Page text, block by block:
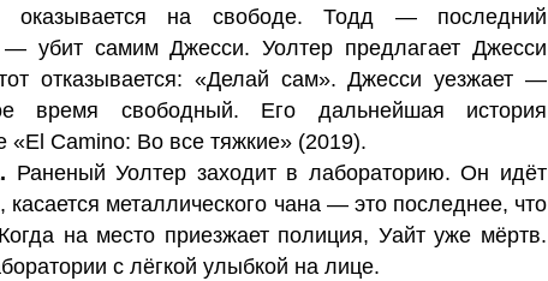
оказывается на свободе. Тодд — последний
— убит самим Джесси. Уолтер предлагает Джесси
отказывается: «Делай сам». Джесси уезжает —
время свободный. Его дальнейшая история
«El Camino: Во все тяжкие» (2019).
Раненый Уолтер заходит в лабораторию. Он идёт
касается металлического чана — это последнее, что
на место приезжает полиция, Уайт уже мёртв.
с лёгкой улыбкой на лице.